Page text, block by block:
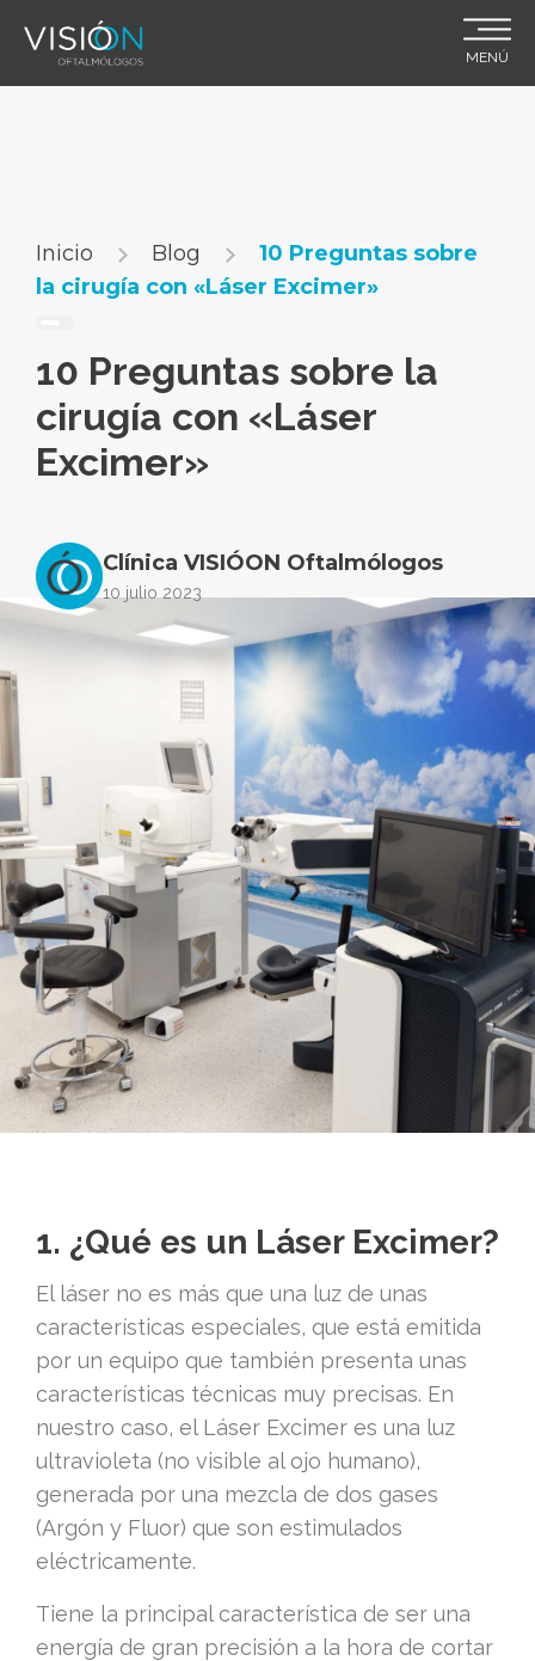
content
MENÚ
Inicio Blog
10 Preguntas sobre
la cirugía con «Láser Excimer»
10 Preguntas sobre la
cirugía con «Láser
Excimer»
Clínica VISIÓON Oftalmólogos
10 julio 2023
1. ¿Qué es un Láser Excimer?
El láser no es más que una luz de unas
características especiales, que está emitida
por un equipo que también presenta unas
características técnicas muy precisas. En
nuestro caso, el Láser Excimer es una luz
ultravioleta (no visible al ojo humano),
generada por una mezcla de dos gases
(Argón y Fluor) que son estimulados
eléctricamente.
Tiene la principal característica de ser una
energía de gran precisión a la hora de cortar